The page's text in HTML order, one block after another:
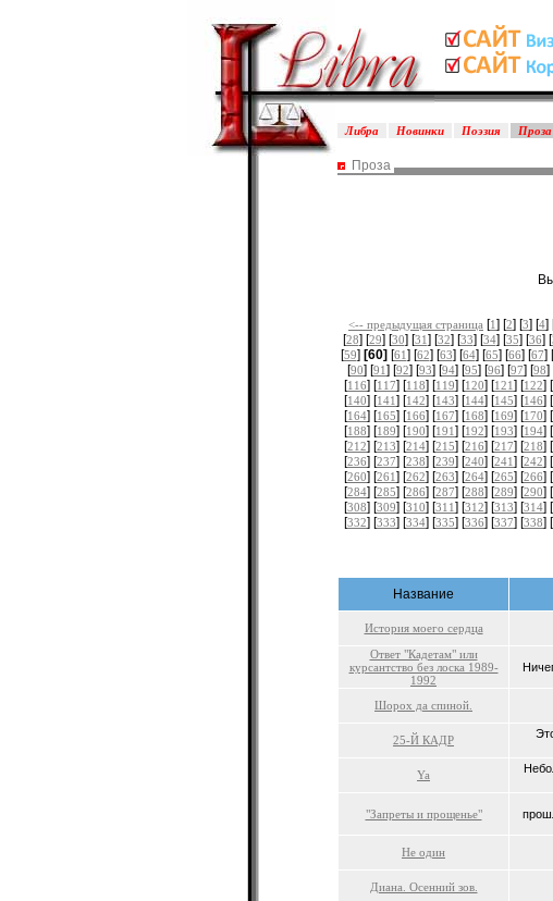
Либра Новинки Поэзия Проза
Проза
<-- предыдущая страница [1] [2] [3] [4]
[28] [29] [30] [31] [32] [33] [34] [35] [36] [
[59] [60] [61] [62] [63] [64] [65] [66] [67] [
[90] [91] [92] [93] [94] [95] [96] [97] [98]
[116] [117] [118] [119] [120] [121] [122] [
[140] [141] [142] [143] [144] [145] [146] [
[164] [165] [166] [167] [168] [169] [170] [
[188] [189] [190] [191] [192] [193] [194] [
[212] [213] [214] [215] [216] [217] [218] [
[236] [237] [238] [239] [240] [241] [242] [
[260] [261] [262] [263] [264] [265] [266] [
[284] [285] [286] [287] [288] [289] [290] [
[308] [309] [310] [311] [312] [313] [314] [
[332] [333] [334] [335] [336] [337] [338] [
Название
История моего сердца
Ответ "Кадетам" или
курсантство без лоска 1989-
1992
Шорох да спиной.
25-Й КАДР
Ya
"Запреты и прощенье"
Не один
Диана. Осенний зов.